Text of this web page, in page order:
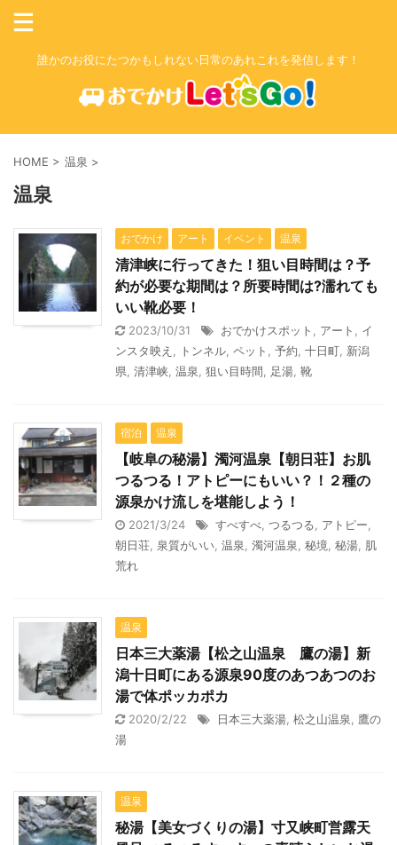
誰かのお役にたつかもしれない日常のあれこれを発信します！
HOME > 温泉 >
温泉
おでかけ アート イベント 温泉
清津峡に行ってきた！狙い目時間は？予
約が必要な期間は？所要時間は?濡れても
いい靴必要！
2023/10/31 おでかけスポット アート
イ
ンスタ映え
トンネル ペット 予約 十日町 新潟
県 清津峡 温泉 狙い目時間 足湯 靴
宿泊 温泉
【岐阜の秘湯】濁河温泉【朝日荘】お肌
つるつる！アトピーにもいい？！２種の
源泉かけ流しを堪能しよう！
2021/3/24 すべすべ つるつる アトピー
朝日荘 泉質がいい 温泉 濁河温泉 秘境 秘湯 肌
荒れ
温泉
日本三大薬湯【松之山温泉 鷹の湯】新
潟十日町にある源泉90度のあつあつのお
湯で体ポッカポカ
2020/2/22 日本三大薬湯 松之山温泉
鷹の
湯
温泉
秘湯【美女づくりの湯】寸又峡町営露天